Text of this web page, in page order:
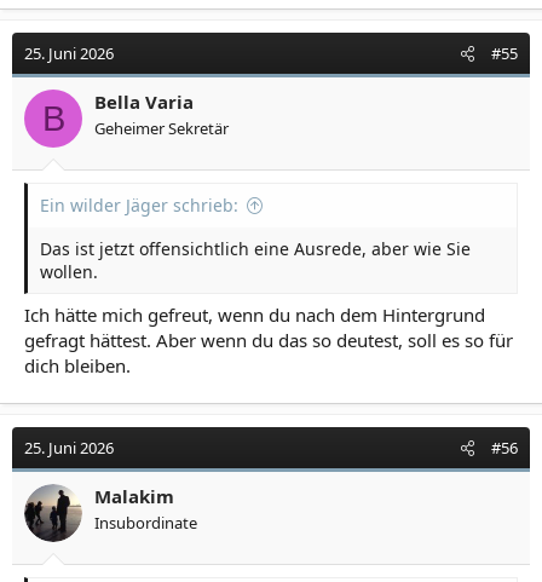
25. Juni 2026 #55
B Bella Varia
Geheimer Sekretär
Ein wilder Jäger schrieb:
Das ist jetzt offensichtlich eine Ausrede, aber wie Sie
wollen.
Ich hätte mich gefreut, wenn du nach dem Hintergrund
gefragt hättest. Aber wenn du das so deutest, soll es so für
dich bleiben.
25. Juni 2026 #56
Malakim
Insubordinate